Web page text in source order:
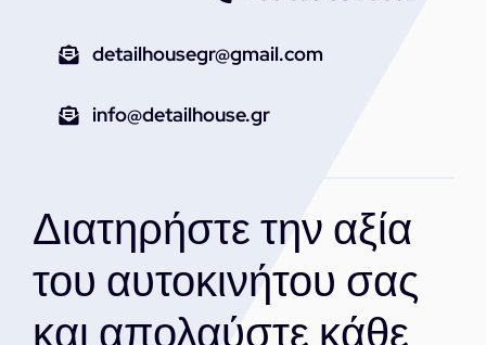
detailhousegr@gmail.com
info@detailhouse.gr
Διατηρήστε την αξία
του αυτοκινήτου σας
και απολαύστε κάθε